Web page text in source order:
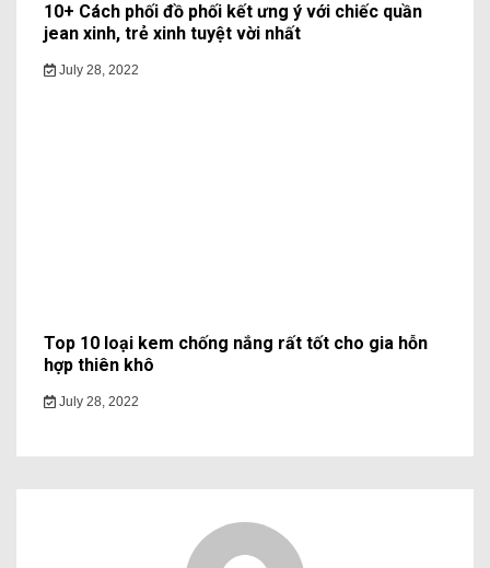
10+ Cách phối đồ phối kết ưng ý với chiếc quần
jean xinh, trẻ xinh tuyệt vời nhất
July 28, 2022
Top 10 loại kem chống nắng rất tốt cho gia hỗn
hợp thiên khô
July 28, 2022